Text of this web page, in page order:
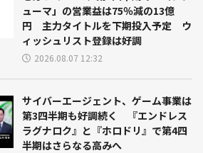
ューマ」の営業益は75％減の13億
円 主力タイトルを下期投入予定 ウ
ィッシュリスト登録は好調
2026.08.07 12:32
サイバーエージェント、ゲーム事業は
第3四半期も好調続く 『エンドレス
ラグナロク』と『ホロドリ』で第4四
半期はさらなる高みへ